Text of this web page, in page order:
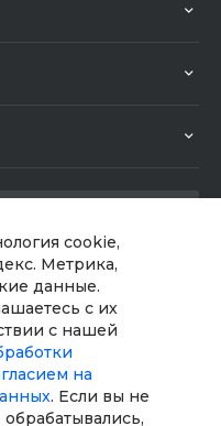
cookie,
Метрика,
данные.
с их
с нашей
на
. Если вы не